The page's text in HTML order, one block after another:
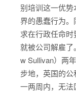
别培训这一优
界的愚蠢行为
求在行政任命时
就被公司解雇了
w Sullivan）两
步地，英国的
一两周内，无